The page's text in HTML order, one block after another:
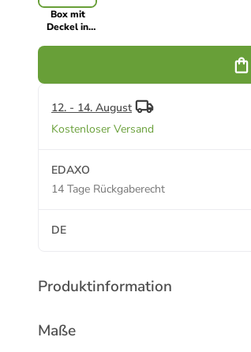
Box mit
Deckel in
12. - 14. August
Kostenloser Versand
EDAXO
14 Tage Rückgaberecht
DE
Produktinformation
Maße